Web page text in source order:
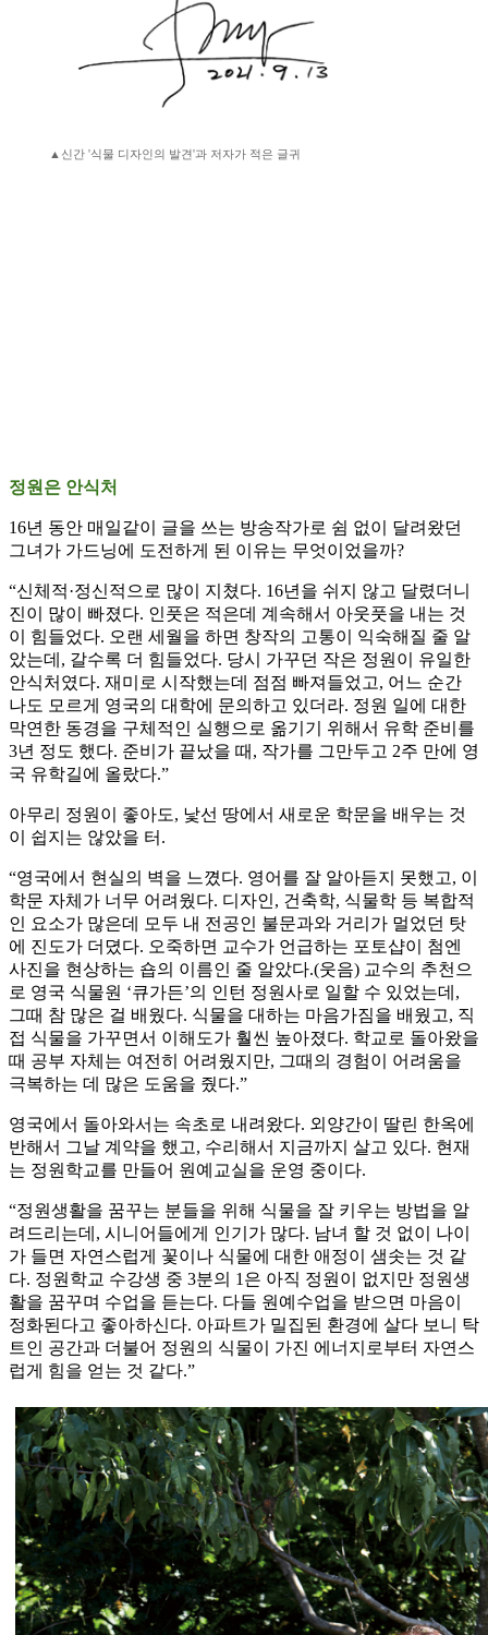
▲신간 '식물 디자인의 발견'과 저자가 적은 글귀
정원은 안식처
16년 동안 매일같이 글을 쓰는 방송작가로 쉼 없이 달려왔던
그녀가 가드닝에 도전하게 된 이유는 무엇이었을까?
“신체적·정신적으로 많이 지쳤다. 16년을 쉬지 않고 달렸더니
진이 많이 빠졌다. 인풋은 적은데 계속해서 아웃풋을 내는 것
이 힘들었다. 오랜 세월을 하면 창작의 고통이 익숙해질 줄 알
았는데, 갈수록 더 힘들었다. 당시 가꾸던 작은 정원이 유일한
안식처였다. 재미로 시작했는데 점점 빠져들었고, 어느 순간
나도 모르게 영국의 대학에 문의하고 있더라. 정원 일에 대한
막연한 동경을 구체적인 실행으로 옮기기 위해서 유학 준비를
3년 정도 했다. 준비가 끝났을 때, 작가를 그만두고 2주 만에 영
국 유학길에 올랐다.”
아무리 정원이 좋아도, 낯선 땅에서 새로운 학문을 배우는 것
이 쉽지는 않았을 터.
“영국에서 현실의 벽을 느꼈다. 영어를 잘 알아듣지 못했고, 이
학문 자체가 너무 어려웠다. 디자인, 건축학, 식물학 등 복합적
인 요소가 많은데 모두 내 전공인 불문과와 거리가 멀었던 탓
에 진도가 더뎠다. 오죽하면 교수가 언급하는 포토샵이 첨엔
사진을 현상하는 숍의 이름인 줄 알았다.(웃음) 교수의 추천으
로 영국 식물원 ‘큐가든’의 인턴 정원사로 일할 수 있었는데,
그때 참 많은 걸 배웠다. 식물을 대하는 마음가짐을 배웠고, 직
접 식물을 가꾸면서 이해도가 훨씬 높아졌다. 학교로 돌아왔을
때 공부 자체는 여전히 어려웠지만, 그때의 경험이 어려움을
극복하는 데 많은 도움을 줬다.”
영국에서 돌아와서는 속초로 내려왔다. 외양간이 딸린 한옥에
반해서 그날 계약을 했고, 수리해서 지금까지 살고 있다. 현재
는 정원학교를 만들어 원예교실을 운영 중이다.
“정원생활을 꿈꾸는 분들을 위해 식물을 잘 키우는 방법을 알
려드리는데, 시니어들에게 인기가 많다. 남녀 할 것 없이 나이
가 들면 자연스럽게 꽃이나 식물에 대한 애정이 샘솟는 것 같
다. 정원학교 수강생 중 3분의 1은 아직 정원이 없지만 정원생
활을 꿈꾸며 수업을 듣는다. 다들 원예수업을 받으면 마음이
정화된다고 좋아하신다. 아파트가 밀집된 환경에 살다 보니 탁
트인 공간과 더불어 정원의 식물이 가진 에너지로부터 자연스
럽게 힘을 얻는 것 같다.”